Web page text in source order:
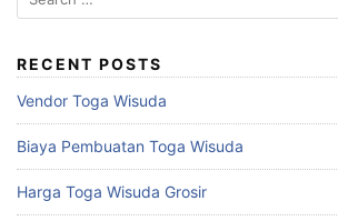
for:
RECENT POSTS
Vendor Toga Wisuda
Biaya Pembuatan Toga Wisuda
Harga Toga Wisuda Grosir